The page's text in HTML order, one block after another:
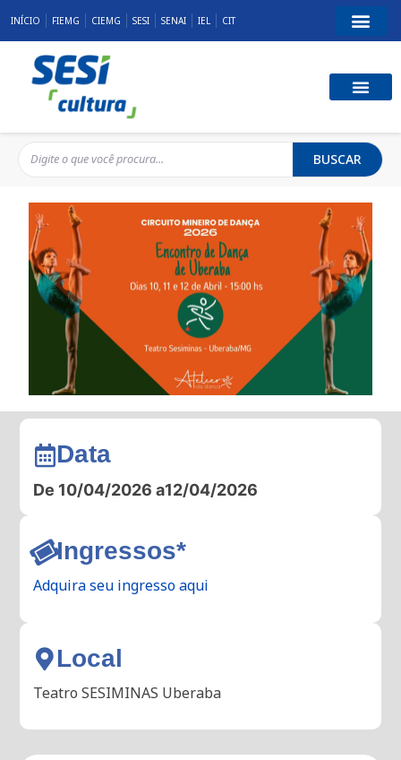
INÍCIO FIEMG CIEMG SESI SENAI IEL CIT
BUSCAR
Data
De 10/04/2026 a12/04/2026
Ingressos*
Adquira seu ingresso aqui
Local
Teatro SESIMINAS Uberaba